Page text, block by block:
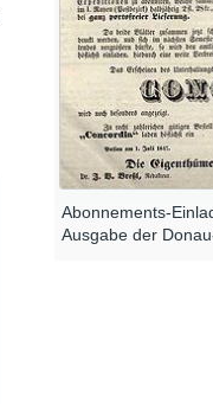
Abonnements-
Ausgabe der